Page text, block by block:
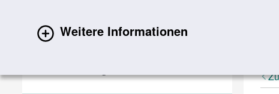
Weitere Informationen
Aktuelle Meldungen